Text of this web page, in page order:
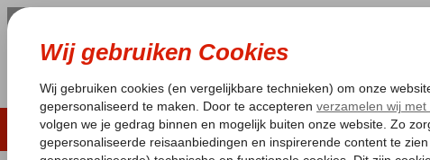
LAST MINUTE ZOMER 2026 ZONVAKANTIE